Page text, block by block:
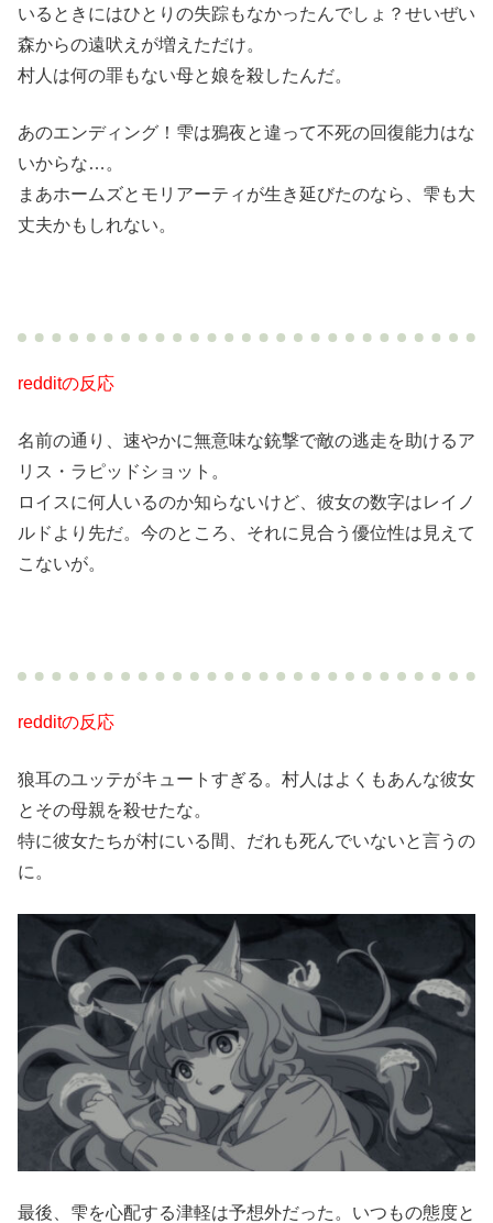
いるときにはひとりの失踪もなかったんでしょ？せいぜい
森からの遠吠えが増えただけ。
村人は何の罪もない母と娘を殺したんだ。
あのエンディング！雫は鴉夜と違って不死の回復能力はな
いからな…。
まあホームズとモリアーティが生き延びたのなら、雫も大
丈夫かもしれない。
redditの反応
名前の通り、速やかに無意味な銃撃で敵の逃走を助けるア
リス・ラピッドショット。
ロイスに何人いるのか知らないけど、彼女の数字はレイノ
ルドより先だ。今のところ、それに見合う優位性は見えて
こないが。
redditの反応
狼耳のユッテがキュートすぎる。村人はよくもあんな彼女
とその母親を殺せたな。
特に彼女たちが村にいる間、だれも死んでいないと言うの
に。
最後、雫を心配する津軽は予想外だった。いつもの態度と